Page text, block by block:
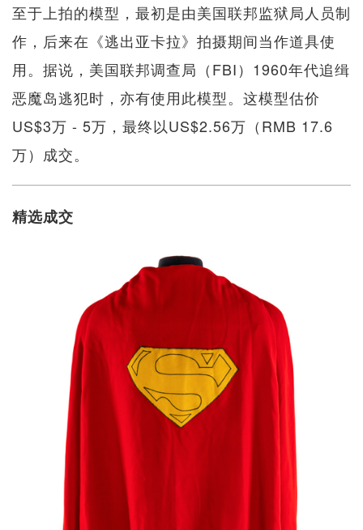
至于上拍的模型，最初是由美国联邦监狱局人员制
作，后来在《逃出亚卡拉》拍摄期间当作道具使
用。据说，美国联邦调查局（FBI）1960年代追缉
恶魔岛逃犯时，亦有使用此模型。这模型估价
US$3万 - 5万，最终以US$2.56万（RMB 17.6
万）成交。
精选成交